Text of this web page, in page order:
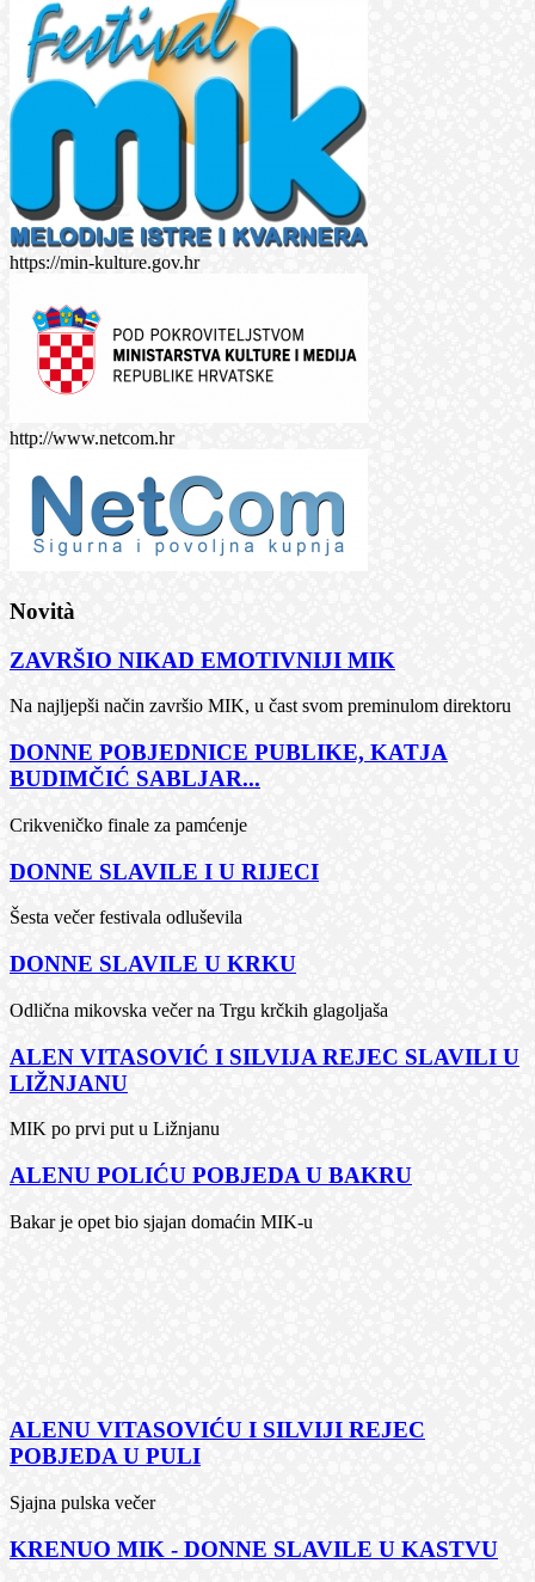
https://min-kulture.gov.hr
http://www.netcom.hr
Novità
ZAVRŠIO NIKAD EMOTIVNIJI MIK
Na najljepši način završio MIK, u čast svom preminulom direktoru
DONNE POBJEDNICE PUBLIKE, KATJA
BUDIMČIĆ SABLJAR...
Crikveničko finale za pamćenje
DONNE SLAVILE I U RIJECI
Šesta večer festivala odluševila
DONNE SLAVILE U KRKU
Odlična mikovska večer na Trgu krčkih glagoljaša
ALEN VITASOVIĆ I SILVIJA REJEC SLAVILI U
LIŽNJANU
MIK po prvi put u Ližnjanu
ALENU POLIĆU POBJEDA U BAKRU
Bakar je opet bio sjajan domaćin MIK-u
ALENU VITASOVIĆU I SILVIJI REJEC
POBJEDA U PULI
Sjajna pulska večer
KRENUO MIK - DONNE SLAVILE U KASTVU